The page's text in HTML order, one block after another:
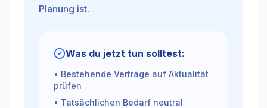
Planung ist.
Was du jetzt tun solltest:
• Bestehende Verträge auf Aktualität
prüfen
• Tatsächlichen Bedarf neutral